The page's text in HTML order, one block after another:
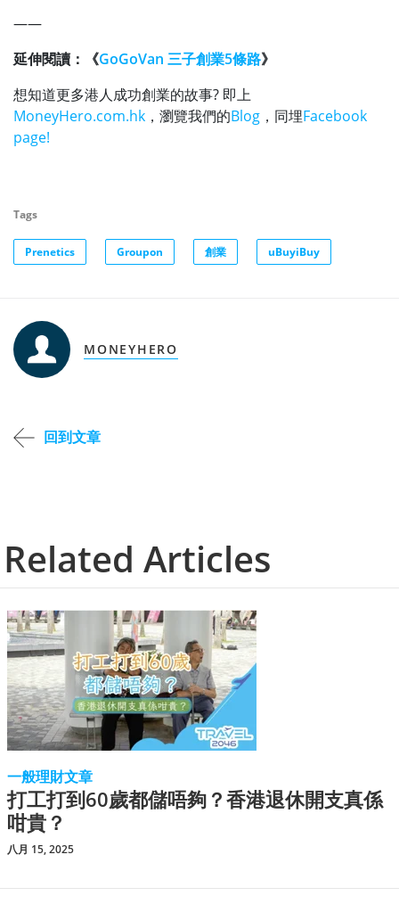
——
延伸閱讀：《GoGoVan 三子創業5條路》
想知道更多港人成功創業的故事? 即上
MoneyHero.com.hk ，瀏覽我們的Blog ，同埋Facebook
page!
Tags
Prenetics Groupon 創業 uBuyiBuy
MONEYHERO
回到文章
Related Articles
一般理財文章
打工打到60歲都儲唔夠？香港退休開支真係
咁貴？
八月 15, 2025